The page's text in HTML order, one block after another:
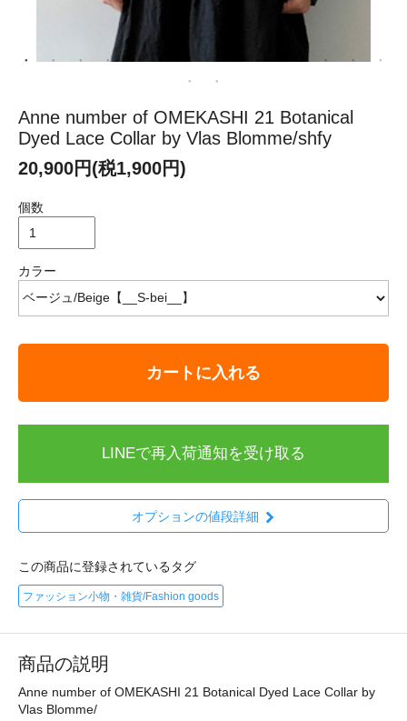
Anne number of OMEKASHI 21 Botanical
Dyed Lace Collar by Vlas Blomme/shfy
20,900円(税1,900円)
個数
カラー
カートに入れる
LINEで再入荷通知を受け取る
オプションの値段詳細
この商品に登録されているタグ
ファッション小物・雑貨/Fashion goods
商品の説明
Anne number of OMEKASHI 21 Botanical Dyed Lace Collar by
Vlas Blomme/